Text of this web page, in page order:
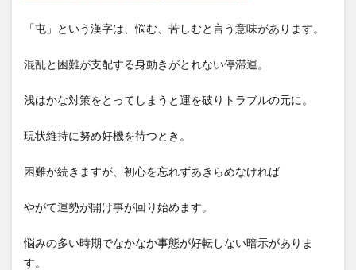
「屯」という漢字は、悩む、苦しむと言う意味があります。
混乱と困難が支配する身動きがとれない停滞運。
浅はかな対策をとってしまうと運を破りトラブルの元に。
現状維持に努め好機を待つとき。
困難が続きますが、初心を忘れずあきらめなければ
やがて運勢が開け事が回り始めます。
悩みの多い時期でなかなか事態が好転しない暗示がありま
す。